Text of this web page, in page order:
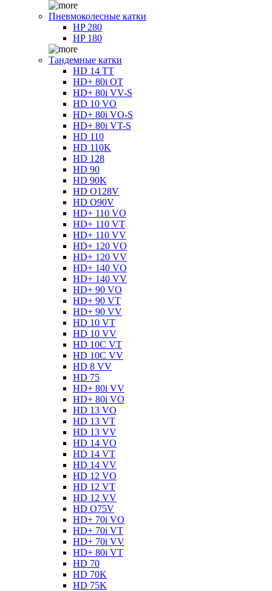
Пневмоколесные катки
HP 280
HP 180
Тандемные катки
HD 14 TT
HD+ 80i OT
HD+ 80i VV-S
HD 10 VO
HD+ 80i VO-S
HD+ 80i VT-S
HD 110
HD 110K
HD 128
HD 90
HD 90K
HD O128V
HD O90V
HD+ 110 VO
HD+ 110 VT
HD+ 110 VV
HD+ 120 VO
HD+ 120 VV
HD+ 140 VO
HD+ 140 VV
HD+ 90 VO
HD+ 90 VT
HD+ 90 VV
HD 10 VT
HD 10 VV
HD 10C VT
HD 10C VV
HD 8 VV
HD 75
HD+ 80i VV
HD+ 80i VO
HD 13 VO
HD 13 VT
HD 13 VV
HD 14 VO
HD 14 VT
HD 14 VV
HD 12 VO
HD 12 VT
HD 12 VV
HD O75V
HD+ 70i VO
HD+ 70i VT
HD+ 70i VV
HD+ 80i VT
HD 70
HD 70K
HD 75K